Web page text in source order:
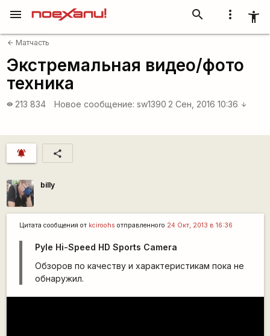
more_vert accessibility_new
search
menu
arrow_back Матчасть
Экстремальная видео/фото
техника
visibility 213 834 Новое сообщение: sw1390 2 Сен, 2016 10:36 arrow_downward
notifications_active share
billy
Цитата сообщения от kciroohs отправленного 24 Окт, 2013 в 16:36
Pyle Hi-Speed HD Sports Camera
Обзоров по качеству и характеристикам пока не
обнаружил.